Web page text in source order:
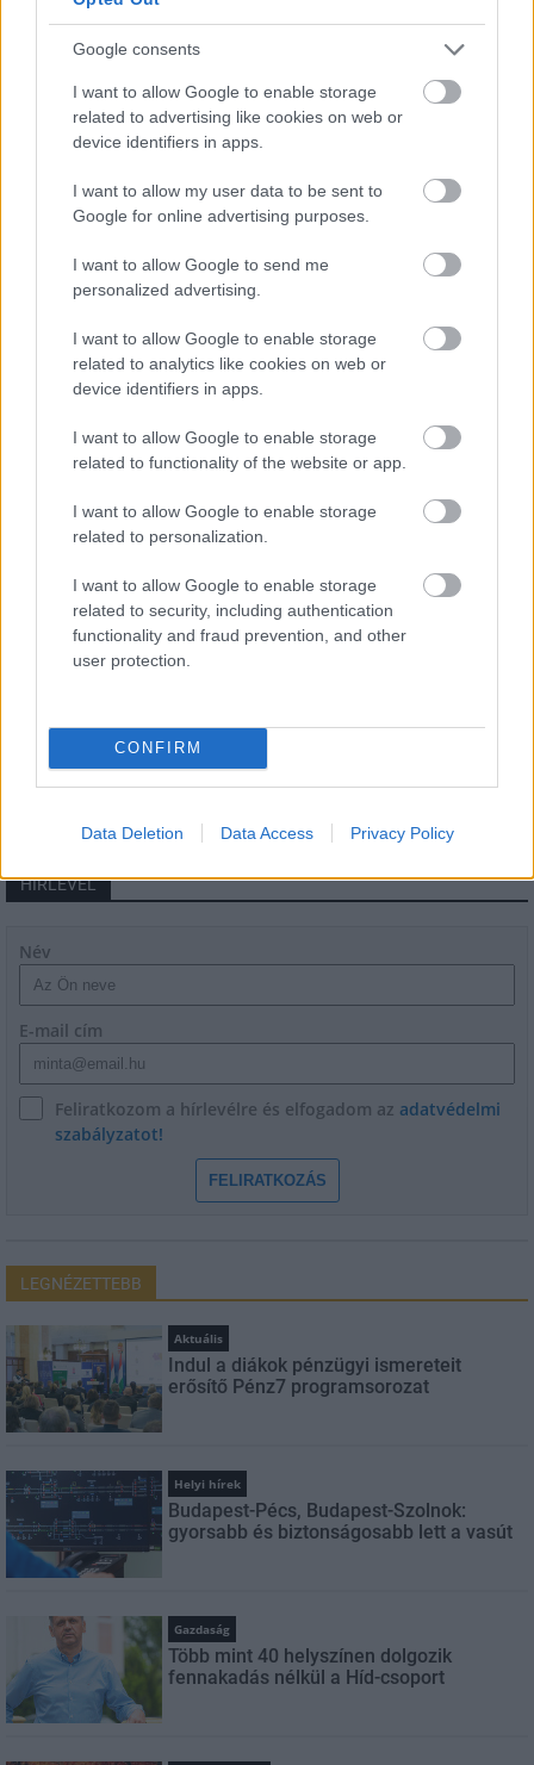
Google consents
I want to allow Google to enable storage
related to advertising like cookies on web or
device identifiers in apps.
I want to allow my user data to be sent to
Google for online advertising purposes.
I want to allow Google to send me
personalized advertising.
I want to allow Google to enable storage
related to analytics like cookies on web or
device identifiers in apps.
I want to allow Google to enable storage
related to functionality of the website or app.
I want to allow Google to enable storage
related to personalization.
I want to allow Google to enable storage
related to security, including authentication
functionality and fraud prevention, and other
user protection.
CONFIRM
Data Deletion Data Access Privacy Policy
útépítés M1-es autópálya Bicske
M1 bővítés: már zajlik a teljesen új Bicske Kelet
Tizenegy meglévő csomópontot korszerűsít és négy új,
különszintű csomópontot hoz létre az MKIF az M1-es
Új gyalogosátkelők és jelzőlámpás
csomópont épül Angyalföldön
Másfélszeresére bővítik
Hódmezővásárhely jó hírű református
iskoláját
Flórián téri felüljárón
árnyékában?
HÍRLEVÉL
Név
E-mail cím
Feliratkozom a hírlevélre és elfogadom az adatvédelmi
szabályzatot!
FELIRATKOZÁS
LEGNÉZETTEBB
Aktuális
Indul a diákok pénzügyi ismereteit
erősítő Pénz7 programsorozat
Helyi hírek
Budapest-Pécs, Budapest-Szolnok:
gyorsabb és biztonságosabb lett a vasút
Gazdaság
Több mint 40 helyszínen dolgozik
fennakadás nélkül a Híd-csoport